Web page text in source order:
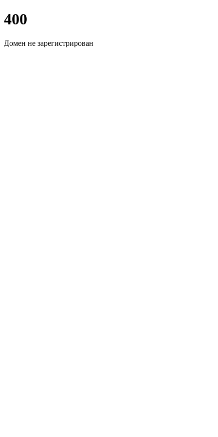
400
Домен не зарегистрирован